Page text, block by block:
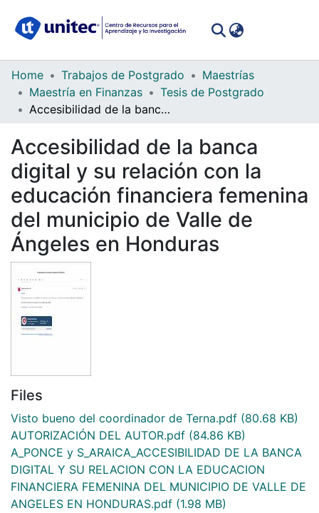
Communities
Collections
All of DSpace
Statistics
Home Trabajos de Postgrado
Maestrías
Maestría en Finanzas
Tesis de Postgrado
Accesibilidad de la banca digital y su relación con la educación financiera femenina del municipio de Valle de Ángeles en Honduras
Accesibilidad de la banca
digital y su relación con la
educación financiera femenina
del municipio de Valle de
Ángeles en Honduras
Files
Visto bueno del coordinador de Terna.pdf (80.68 KB)
AUTORIZACIÓN DEL AUTOR.pdf (84.86 KB)
A_PONCE y S_ARAICA_ACCESIBILIDAD DE LA BANCA
DIGITAL Y SU RELACION CON LA EDUCACION
FINANCIERA FEMENINA DEL MUNICIPIO DE VALLE DE
ANGELES EN HONDURAS.pdf (1.98 MB)